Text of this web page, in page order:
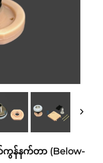
ကွန်နက်တာ (Below-